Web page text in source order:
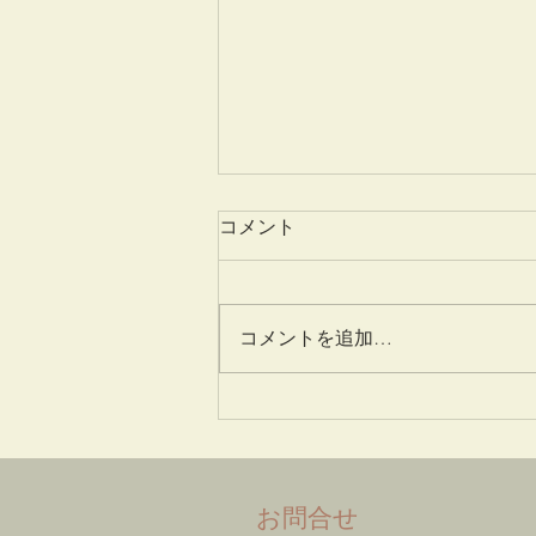
総見院掛釜
コメント
コメントを追加…
​お問合せ